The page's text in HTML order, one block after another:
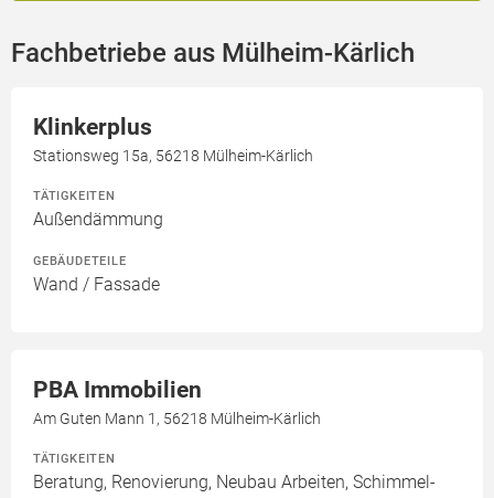
Fachbetriebe aus Mülheim-Kärlich
Klinkerplus
Stationsweg 15a, 56218 Mülheim-Kärlich
TÄTIGKEITEN
Außendämmung
GEBÄUDETEILE
Wand / Fassade
PBA Immobilien
Am Guten Mann 1, 56218 Mülheim-Kärlich
TÄTIGKEITEN
Beratung, Renovierung, Neubau Arbeiten, Schimmel-